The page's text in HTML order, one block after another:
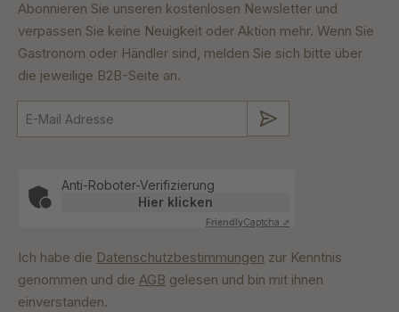
Abonnieren Sie unseren kostenlosen Newsletter und
verpassen Sie keine Neuigkeit oder Aktion mehr. Wenn Sie
Gastronom oder Händler sind, melden Sie sich bitte über
die jeweilige B2B-Seite an.
Anti-Roboter-Verifizierung
Hier klicken
FriendlyCaptcha ⇗
Ich habe die Datenschutzbestimmungen zur Kenntnis
genommen und die AGB gelesen und bin mit ihnen
einverstanden.